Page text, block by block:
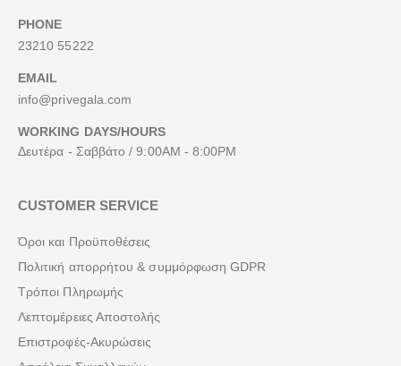
PHONE
23210 55222
EMAIL
info@privegala.com
WORKING DAYS/HOURS
Δευτέρα - Σαββάτο / 9:00AM - 8:00PM
CUSTOMER SERVICE
Όροι και Προϋποθέσεις
Πολιτική απορρήτου & συμμόρφωση GDPR
Τρόποι Πληρωμής
Λεπτομέρειες Αποστολής
Επιστροφές-Ακυρώσεις